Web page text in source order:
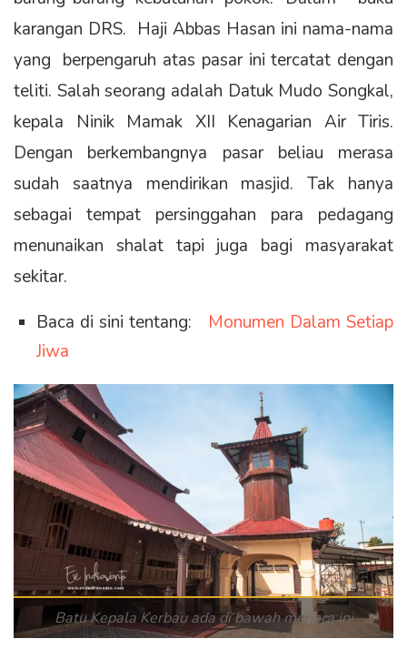
karangan DRS. Haji Abbas Hasan ini nama-nama
yang berpengaruh atas pasar ini tercatat dengan
teliti. Salah seorang adalah Datuk Mudo Songkal,
kepala Ninik Mamak XII Kenagarian Air Tiris.
Dengan berkembangnya pasar beliau merasa
sudah saatnya mendirikan masjid. Tak hanya
sebagai tempat persinggahan para pedagang
menunaikan shalat tapi juga bagi masyarakat
sekitar.
Baca di sini tentang: Monumen Dalam Setiap
Jiwa
Batu Kepala Kerbau ada di bawah menara ini